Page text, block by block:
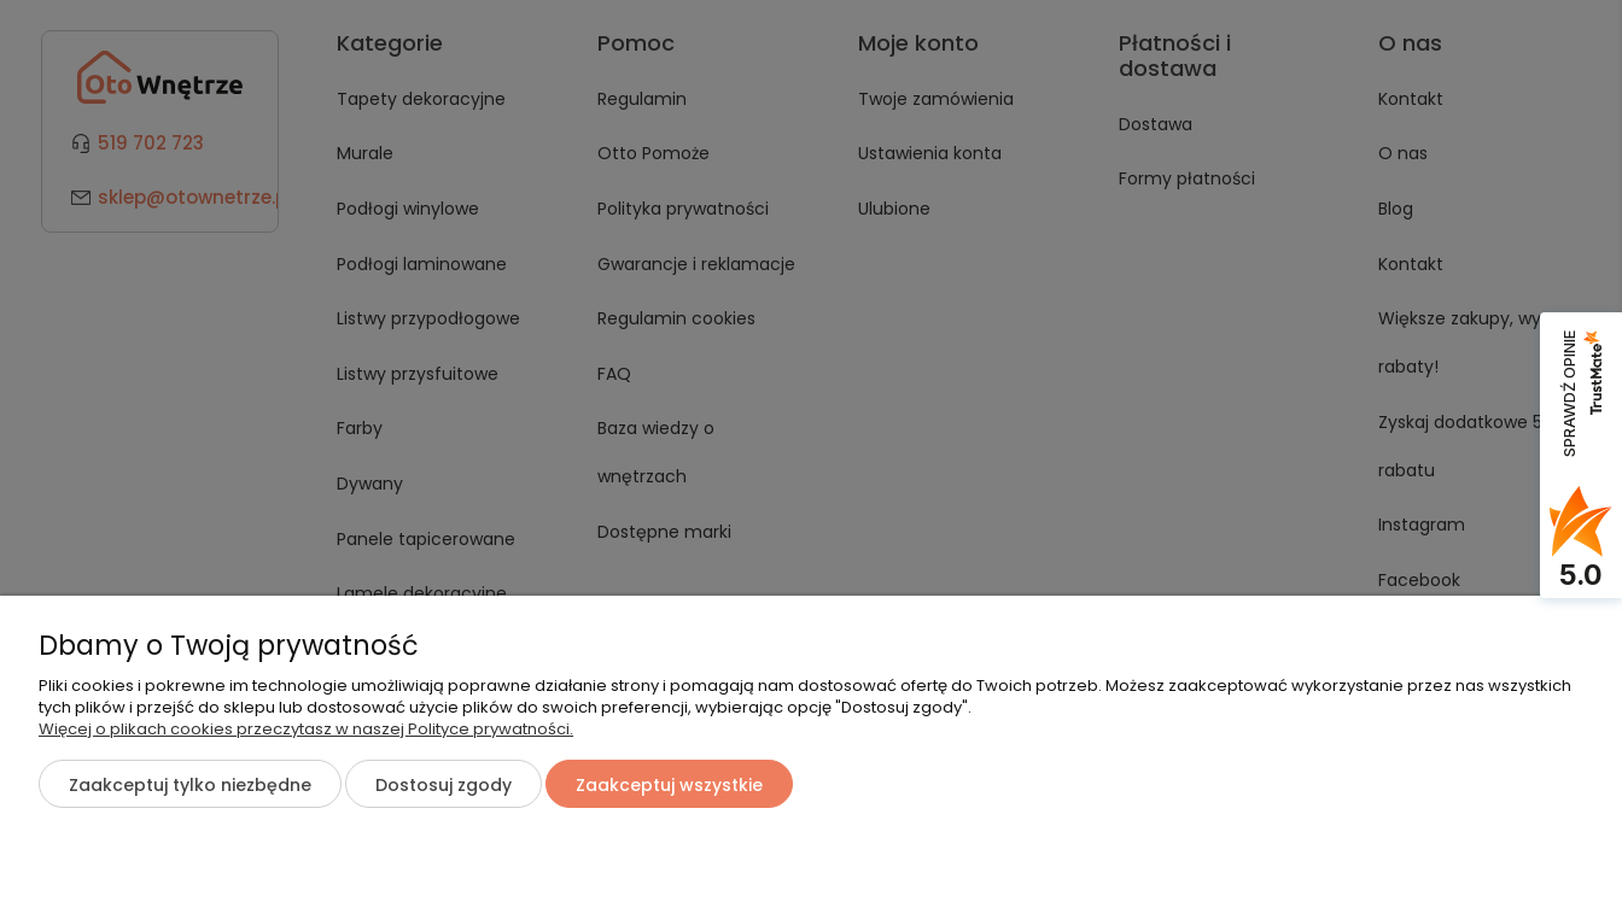
519 702 723
sklep@otownetrze.pl
Kategorie
Tapety dekoracyjne
Murale
Podłogi winylowe
Podłogi laminowane
Listwy przypodłogowe
Listwy przysfuitowe
Farby
Dywany
Panele tapicerowane
Lamele dekoracyjne
Płytki
Spieki
Oświetlenie
Pomoc
Regulamin
Otto Pomoże
Polityka prywatności
Gwarancje i reklamacje
Regulamin cookies
FAQ
Baza wiedzy o
wnętrzach
Dostępne marki
Moje konto
Twoje zamówienia
Ustawienia konta
Ulubione
Płatności i
dostawa
Dostawa
Formy płatności
O nas
Kontakt
O nas
Blog
Kontakt
Większe zakupy, wyższe
rabaty!
Zyskaj dodatkowe 5%
rabatu
Instagram
Facebook
SPRAWDŹ OPINIE
5.0
Dbamy o Twoją prywatność
Pliki cookies i pokrewne im technologie umożliwiają poprawne działanie strony i pomagają nam dostosować ofertę do Twoich potrzeb. Możesz zaakceptować wykorzystanie przez nas wszystkich
tych plików i przejść do sklepu lub dostosować użycie plików do swoich preferencji, wybierając opcję "Dostosuj zgody".
Więcej o plikach cookies przeczytasz w naszej Polityce prywatności.
Zaakceptuj tylko niezbędne Dostosuj zgody Zaakceptuj wszystkie